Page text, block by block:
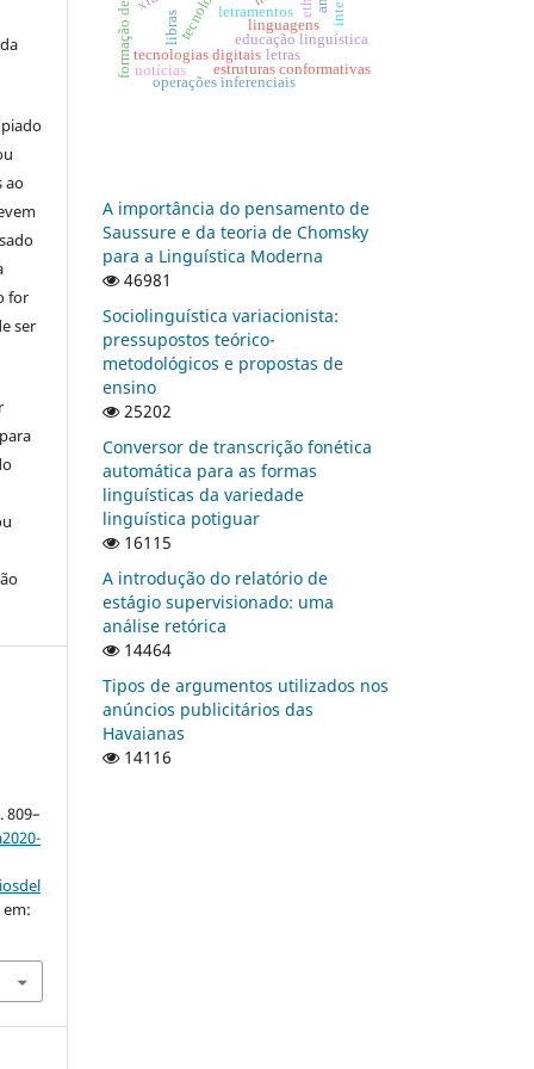
ao
for
ser
809–
em:
linguagens
letramentos
educação linguística
tecnologias digitais
estruturas conformativas
libras
operações inferenciais
notícias
letras
A importância do pensamento de
Saussure e da teoria de Chomsky
para a Linguística Moderna
46981
Sociolinguística variacionista:
pressupostos teórico-
metodológicos e propostas de
ensino
25202
Conversor de transcrição fonética
automática para as formas
linguísticas da variedade
linguística potiguar
16115
A introdução do relatório de
estágio supervisionado: uma
análise retórica
14464
Tipos de argumentos utilizados nos
anúncios publicitários das
Havaianas
14116